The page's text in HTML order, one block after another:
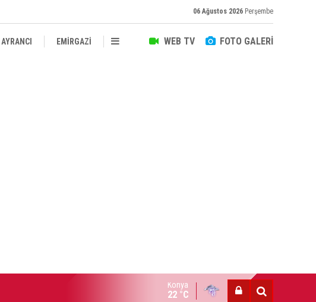
06 Ağustos 2026 Perşembe
WEB TV FOTO GALERİ
AYRANCI EMİRGAZİ
ŞAHESTE HOTAMIŞ VEFAT ETTİ
Konya
22 °C